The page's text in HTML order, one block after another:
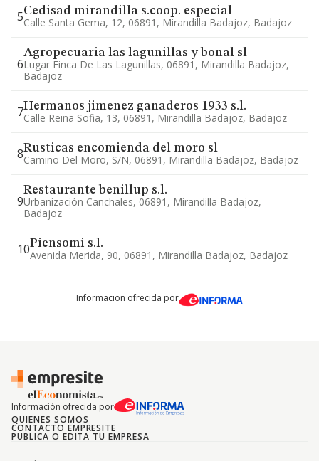
5Cedisad mirandilla s.coop. especial
Calle Santa Gema, 12, 06891, Mirandilla Badajoz, Badajoz
6
Agropecuaria las lagunillas y bonal sl
Lugar Finca De Las Lagunillas, 06891, Mirandilla Badajoz,
Badajoz
7Hermanos jimenez ganaderos 1933 s.l.
Calle Reina Sofia, 13, 06891, Mirandilla Badajoz, Badajoz
8Rusticas encomienda del moro sl
Camino Del Moro, S/n, 06891, Mirandilla Badajoz, Badajoz
9
Restaurante benillup s.l.
Urbanización Canchales, 06891, Mirandilla Badajoz,
Badajoz
10Piensomi s.l.
Avenida Merida, 90, 06891, Mirandilla Badajoz, Badajoz
Informacion ofrecida por
Información ofrecida por
QUIENES SOMOS
CONTACTO EMPRESITE
PUBLICA O EDITA TU EMPRESA